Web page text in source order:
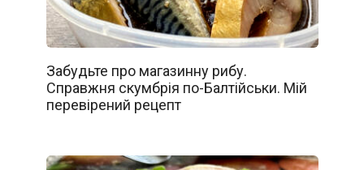
Забудьте про магазинну рибу.
Справжня скумбрія по-Балтійськи. Мій
перевірений рецепт